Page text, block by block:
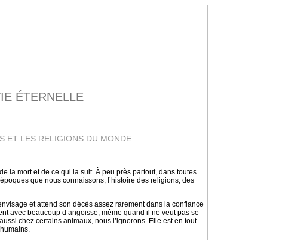
ÉTERNELLE
ET LES RELIGIONS DU MONDE
la mort et de ce qui la suit. À peu près partout, dans toutes
que nous connaissons, l’histoire des religions, des
et attend son décès assez rarement dans la confiance
avec beaucoup d’angoisse, même quand il ne veut pas se
chez certains animaux, nous l’ignorons. Elle est en tout